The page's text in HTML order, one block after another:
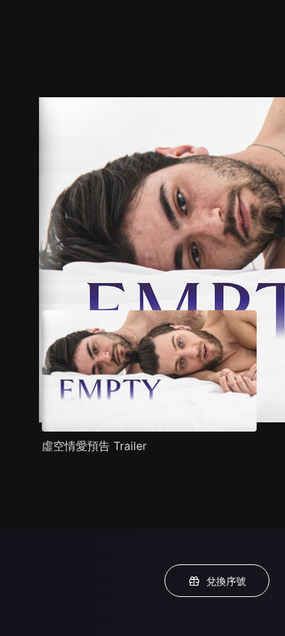
預告 推薦影片 劇情介紹
虛空情愛預告 Trailer
兌換序號